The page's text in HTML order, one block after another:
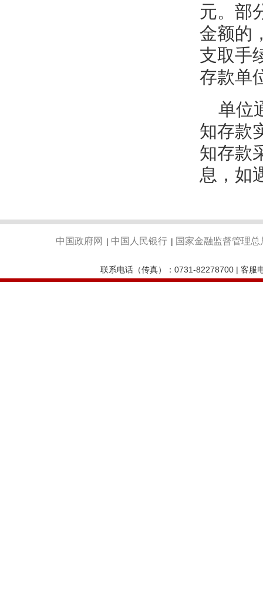
元。部
金额的
支取手
存款单
单位
知存款
知存款
息，如
中国政府网 | 中国人民银行 | 国家金融监督管理总
联系电话（传真）：0731-82278700 | 客服